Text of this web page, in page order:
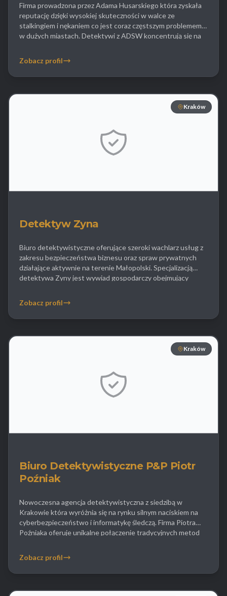
Firma prowadzona przez Adama Husarskiego która zyskała
reputację dzięki wysokiej skuteczności w walce ze
stalkingiem i nękaniem co jest coraz częstszym problemem
w dużych miastach. Detektywi z ADSW koncentrują się na
sprawcy przed sądem i uzyskania zakazu zbliżania się.
Agencja posiada również bogate […]
Zobacz profil
Kraków
Detektyw Zyna
Biuro detektywistyczne oferujące szeroki wachlarz usług z
zakresu bezpieczeństwa biznesu oraz spraw prywatnych
działające aktywnie na terenie Małopolski. Specjalizacją
detektywa Zyny jest wywiad gospodarczy obejmujący
Dzięki temu przedsiębiorcy mogą uniknąć ryzykownych
transakcji z nieuczciwymi kontrahentami. Dla klientów
alimentów […]
Zobacz profil
Kraków
Biuro Detektywistyczne P&P Piotr
Poźniak
Nowoczesna agencja detektywistyczna z siedzibą w
Krakowie która wyróżnia się na rynku silnym naciskiem na
cyberbezpieczeństwo i informatykę śledczą. Firma Piotra
Poźniaka oferuje unikalne połączenie tradycyjnych metod
szpiegowskiego w telefonach (spyware) oraz
zabezpieczanie dowodów elektronicznych. Oprócz spraw
Zobacz profil